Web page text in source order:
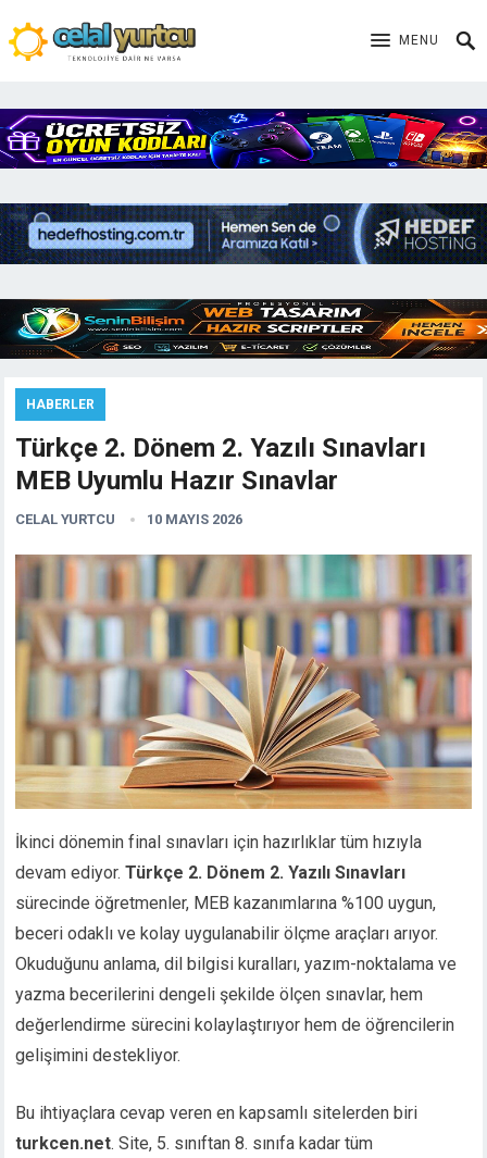
MENU
HABERLER
Türkçe 2. Dönem 2. Yazılı Sınavları
MEB Uyumlu Hazır Sınavlar
CELAL YURTCU 10 MAYIS 2026
İkinci dönemin final sınavları için hazırlıklar tüm hızıyla
devam ediyor.Türkçe 2. Dönem 2. Yazılı Sınavları
sürecinde öğretmenler, MEB kazanımlarına %100 uygun,
beceri odaklı ve kolay uygulanabilir ölçme araçları arıyor.
Okuduğunu anlama, dil bilgisi kuralları, yazım-noktalama ve
yazma becerilerini dengeli şekilde ölçen sınavlar, hem
değerlendirme sürecini kolaylaştırıyor hem de öğrencilerin
gelişimini destekliyor.
Bu ihtiyaçlara cevap veren en kapsamlı sitelerden biri
turkcen.net. Site, 5. sınıftan 8. sınıfa kadar tüm